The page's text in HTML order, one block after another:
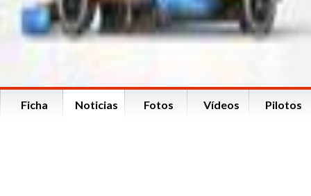
Ficha Noticias Fotos Vídeos Pilotos